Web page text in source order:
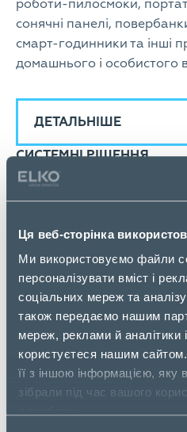
Ця веб-сторінка
Ми використовуємо файли
персоналізувати вміст і
соціальних мереж та
також передаємо нашим
мереж, реклами й аналітики
користуєтеся нашим
її з іншою інформацією, яку
зібрали під час вашого
роботи-пилосмоки,
сонячні панелі,
смарт-годинники та інші
домашнього і особистого
ДЕТАЛЬНІШЕ
СИСТЕМНІ РІШЕННЯ
системи безпеки, системи
управління ІТ-
розумного і безпечного
комунікаційні системи,
інформаційна безпека,
ДЕТАЛЬНІШЕ